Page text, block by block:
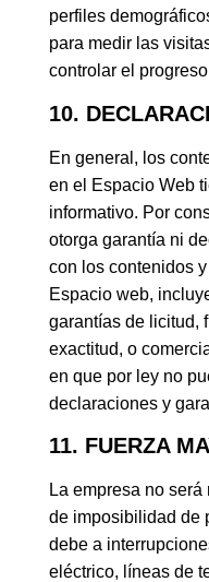
perfiles
para medir las
controlar el
10.
En general, los
en el Espacio Web
informativo. Por
otorga garantía ni
con los contenidos
Espacio web,
garantías de licitud,
exactitud, o
en que por ley no
declaraciones y
11. FUERZA
La empresa no
de imposibilidad de
debe a
eléctrico, líneas de